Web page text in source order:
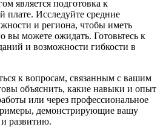
является подготовка к
плате. Исследуйте средние
и региона, чтобы иметь
вы можете ожидать. Готовьтесь к
и возможности гибкости в
к вопросам, связанным с вашим
объяснить, какие навыки и опыт
или через профессиональное
демонстрирующие вашу
развитию.